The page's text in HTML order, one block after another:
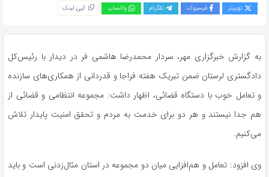
توییتر فیسبوک تلگرام واتساپ کپی لینک
به گزارش خبرگزاری مهر، سردار محمدرضا هاشمی فر در دیدار با رئیس‌کل
دادگستری لرستان ضمن تبریک هفته فراجا و قدردانی از همکاری‌های سازنده
و تعامل خوب با دستگاه قضائی، اظهار داشت: مجموعه انتظامی و قضائی از
هم جدا نیستند و هر دو برای خدمت به مردم و تحقق امنیت پایدار تلاش
می‌کنیم.
وی افزود: تعامل و هم‌افزایی میان دو مجموعه در استان مثال‌زدنی است و باید